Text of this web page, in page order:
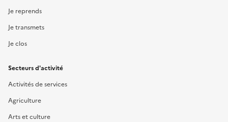
Je reprends
Je transmets
Je clos
Secteurs d'activité
Activités de services
Agriculture
Arts et culture